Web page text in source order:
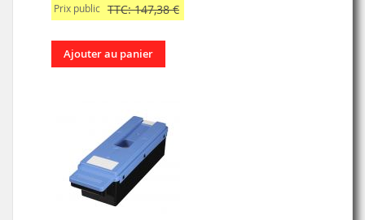
Prix public TTC: 147,38 €
Ajouter au panier